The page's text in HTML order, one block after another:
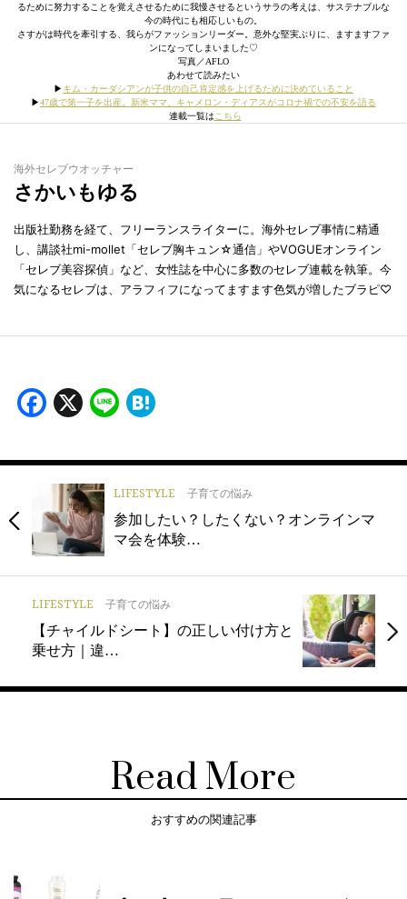
るために努力することを覚えさせるために我慢させるというサラの考えは、サステナブルな
今の時代にも相応しいもの。
さすがは時代を牽引する、我らがファッションリーダー。意外な堅実ぶりに、ますますファ
ンになってしまいました♡
写真／AFLO
あわせて読みたい
▶︎ キム・カーダシアンが子供の自己肯定感を上げるために決めていること
▶︎47歳で第一子を出産。新米ママ、キャメロン・ディアスがコロナ禍での不安を語る
連載一覧は こちら
海外セレブウオッチャー
さかいもゆる
出版社勤務を経て、フリーランスライターに。海外セレブ事情に精通
し、講談社mi-mollet「セレブ胸キュン☆通信」やVOGUEオンライン
「セレブ美容探偵」など、女性誌を中心に多数のセレブ連載を執筆。今
気になるセレブは、アラフィフになってますます色気が増したブラピ♡
Facebook
X Line
LIFESTYLE 子育ての悩み
参加したい？したくない？オンラインマ
マ会を体験…
LIFESTYLE 子育ての悩み
【チャイルドシート】の正しい付け方と
乗せ方｜違…
Read More
おすすめの関連記事